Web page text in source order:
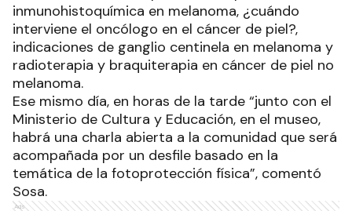
inmunohistoquímica en melanoma, ¿cuándo
interviene el oncólogo en el cáncer de piel?,
indicaciones de ganglio centinela en melanoma y
radioterapia y braquiterapia en cáncer de piel no
melanoma.
Ese mismo día, en horas de la tarde “junto con el
Ministerio de Cultura y Educación, en el museo,
habrá una charla abierta a la comunidad que será
acompañada por un desfile basado en la
temática de la fotoprotección física”, comentó
Sosa.
Ads